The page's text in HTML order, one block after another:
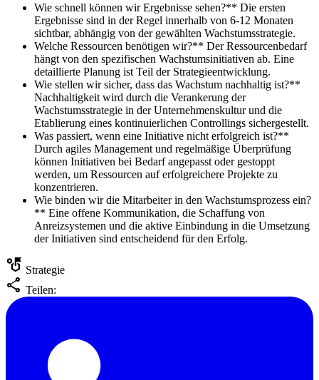
Wie schnell können wir Ergebnisse sehen?** Die ersten
Ergebnisse sind in der Regel innerhalb von 6-12 Monaten
sichtbar, abhängig von der gewählten Wachstumsstrategie.
Welche Ressourcen benötigen wir?** Der Ressourcenbedarf
hängt von den spezifischen Wachstumsinitiativen ab. Eine
detaillierte Planung ist Teil der Strategieentwicklung.
Wie stellen wir sicher, dass das Wachstum nachhaltig ist?**
Nachhaltigkeit wird durch die Verankerung der
Wachstumsstrategie in der Unternehmenskultur und die
Etablierung eines kontinuierlichen Controllings sichergestellt.
Was passiert, wenn eine Initiative nicht erfolgreich ist?**
Durch agiles Management und regelmäßige Überprüfung
können Initiativen bei Bedarf angepasst oder gestoppt
werden, um Ressourcen auf erfolgreichere Projekte zu
konzentrieren.
Wie binden wir die Mitarbeiter in den Wachstumsprozess ein?
** Eine offene Kommunikation, die Schaffung von
Anreizsystemen und die aktive Einbindung in die Umsetzung
der Initiativen sind entscheidend für den Erfolg.
strategy Strategie
share Teilen: